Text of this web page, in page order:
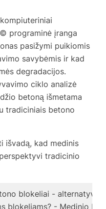
programinė įranga
pasižymi puikiomis
savybėmis ir kad
degradacijos.
ciklo analizė
betoną išmetama
tradiciniais betono
išvadą, kad medinis
tradicinio
blokeliai - alternatyva
blokeliams? - Medinio